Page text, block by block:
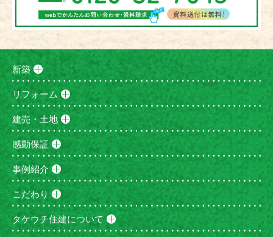
新築
リフォーム
建売・土地
感動保証
事例紹介
こだわり
タケウチ住建について